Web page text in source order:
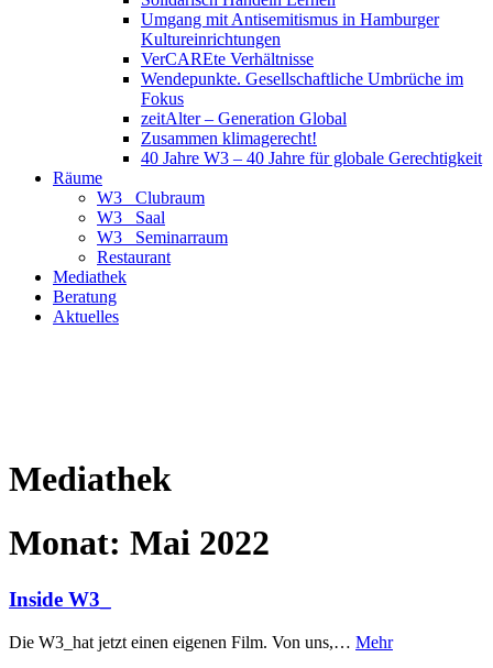
Umgang mit Antisemitismus in Hamburger
Kultureinrichtungen
VerCAREte Verhältnisse
Wendepunkte. Gesellschaftliche Umbrüche im
Fokus
zeitAlter – Generation Global
Zusammen klimagerecht!
40 Jahre W3 – 40 Jahre für globale Gerechtigkeit
Räume
W3_ Clubraum
W3_ Saal
W3_ Seminarraum
Restaurant
Mediathek
Beratung
Aktuelles
Mediathek
Monat: Mai 2022
Inside W3_
Die W3_hat jetzt einen eigenen Film. Von uns,… Mehr